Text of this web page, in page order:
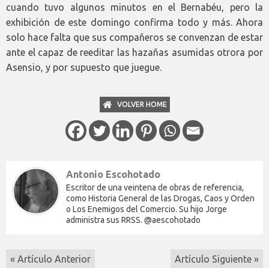
cuando tuvo algunos minutos en el Bernabéu, pero la
exhibición de este domingo confirma todo y más. Ahora
solo hace falta que sus compañeros se convenzan de estar
ante el capaz de reeditar las hazañas asumidas otrora por
Asensio, y por supuesto que juegue.
VOLVER HOME
Antonio Escohotado
Escritor de una veintena de obras de referencia,
como Historia General de las Drogas, Caos y Orden
o Los Enemigos del Comercio. Su hijo Jorge
administra sus RRSS. @aescohotado
« Artículo Anterior Artículo Siguiente »